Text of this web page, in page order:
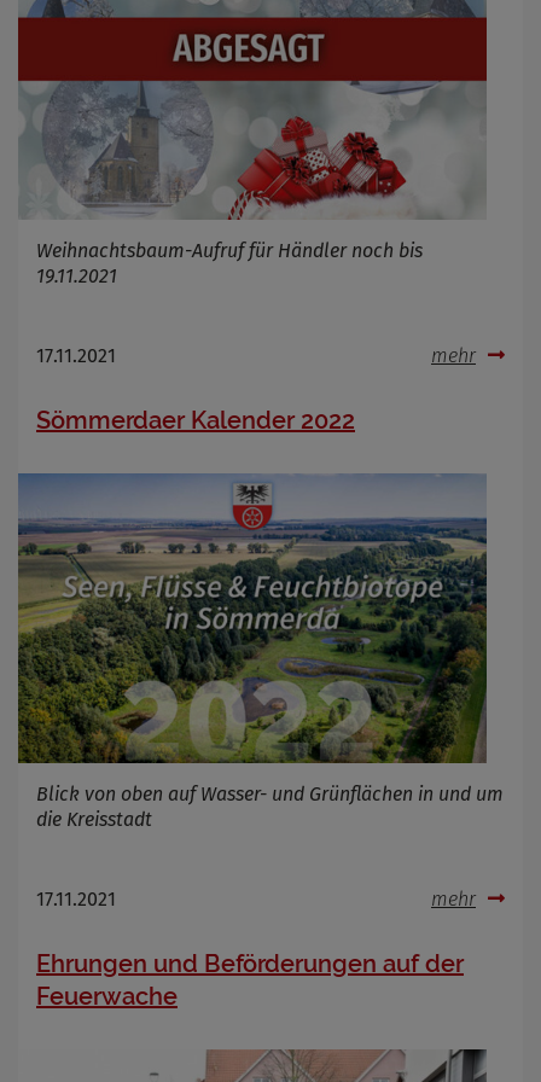
Weihnachtsbaum-Aufruf für Händler noch bis
19.11.2021
17.11.2021 mehr
Sömmerdaer Kalender 2022
Blick von oben auf Wasser- und Grünflächen in und um
die Kreisstadt
17.11.2021 mehr
Ehrungen und Beförderungen auf der
Feuerwache
Infos schließen